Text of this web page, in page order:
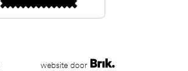
website door